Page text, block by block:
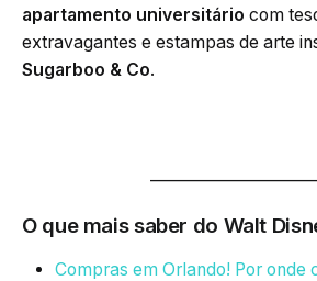
apartamento universitário com
extravagantes e estampas de arte
Sugarboo & Co.
O que mais saber do Walt
Compras em Orlando! Por onde